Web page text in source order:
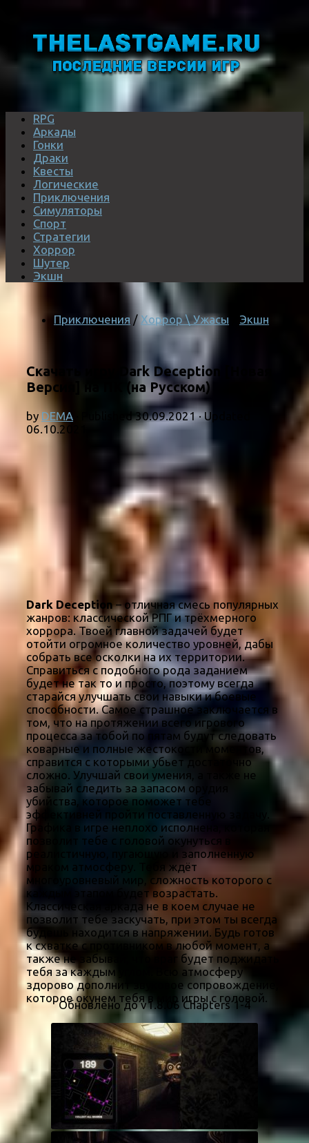
RPG
Аркады
Гонки
Драки
Квесты
Логические
Приключения
Симуляторы
Спорт
Стратегии
Хоррор
Шутер
Экшн
Приключения / Хоррор \ Ужасы Экшн
Скачать игру Dark Deception [Новая
Версия] на ПК (на Русском)
by DEMA · Published30.09.2021· Updated
06.10.2021
Dark Deception– отличная смесь популярных
жанров: классической РПГ и трёхмерного
хоррора. Твоей главной задачей будет
отойти огромное количество уровней, дабы
собрать все осколки на их территории.
Справиться с подобного рода заданием
будет не так то и просто, поэтому всегда
старайся улучшать свои навыки и боевые
способности. Самое страшное заключается в
том, что на протяжении всего игрового
процесса за тобой по пятам будут следовать
коварные и полные жестокости моментов,
справится с которыми убьет достаточно
сложно. Улучшай свои умения, а также не
забывай следить за запасом орудия
убийства, которое поможет тебе
эффективней пройти поставленную задачу.
Графика в игре неплохо исполнена, которая
позволит тебе с головой окунуться в
реалистичную, пугающую и заполненную
мраком атмосферу. Тебя ждёт
многоуровневый мир, сложность которого с
каждым этапом будет возрастать.
Классическая аркада не в коем случае не
позволит тебе заскучать, при этом ты всегда
будешь находится в напряжении. Будь готов
к схватке с противником в любой момент, а
также не забывай, что враг будет поджидать
тебя за каждым углом. Всю атмосферу
здорово дополнит звуковое сопровождение,
которое окунем тебя в мир игры с головой.
Обновлено до v1.8.06 Chapters 1-4